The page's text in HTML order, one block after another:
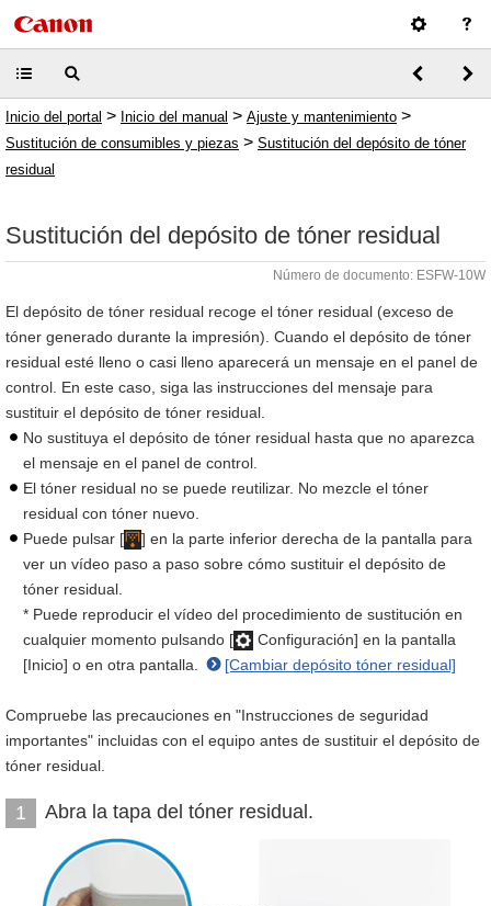
Inicio del portal > Inicio del manual > Ajuste y mantenimiento >
Sustitución de consumibles y piezas > Sustitución del depósito de tóner
residual
Sustitución del depósito de tóner residual
Número de documento: ESFW-10W
El depósito de tóner residual recoge el tóner residual (exceso de
tóner generado durante la impresión). Cuando el depósito de tóner
residual esté lleno o casi lleno aparecerá un mensaje en el panel de
control. En este caso, siga las instrucciones del mensaje para
sustituir el depósito de tóner residual.
No sustituya el depósito de tóner residual hasta que no aparezca
el mensaje en el panel de control.
El tóner residual no se puede reutilizar. No mezcle el tóner
residual con tóner nuevo.
Puede pulsar [
] en la parte inferior derecha de la pantalla para
ver un vídeo paso a paso sobre cómo sustituir el depósito de
tóner residual.
* Puede reproducir el vídeo del procedimiento de sustitución en
cualquier momento pulsando [
Configuración] en la pantalla
[Inicio] o en otra pantalla.
[Cambiar depósito tóner residual]
Compruebe las precauciones en "Instrucciones de seguridad
importantes" incluidas con el equipo antes de sustituir el depósito de
tóner residual.
1 Abra la tapa del tóner residual.